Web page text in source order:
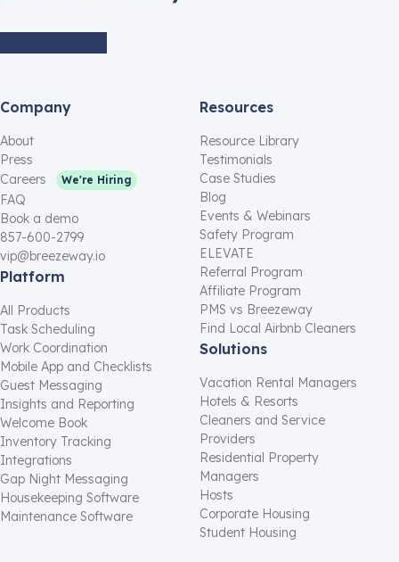
Company
About
Press
Careers
We're Hiring
FAQ
Book a demo
857-600-2799
vip@breezeway.io
Platform
All Products
Task Scheduling
Work Coordination
Mobile App and Checklists
Guest Messaging
Insights and Reporting
Welcome Book
Inventory Tracking
Integrations
Gap Night Messaging
Housekeeping Software
Maintenance Software
Resources
Resource Library
Testimonials
Case Studies
Blog
Events & Webinars
Safety Program
ELEVATE
Referral Program
Affiliate Program
PMS vs Breezeway
Find Local Airbnb Cleaners
Solutions
Vacation Rental Managers
Hotels & Resorts
Cleaners and Service
Providers
Residential Property
Managers
Hosts
Corporate Housing
Student Housing